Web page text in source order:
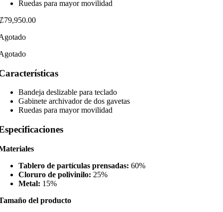
Ruedas para mayor movilidad
79,950.00
Bandeja deslizable para teclado
Gabinete archivador de dos gavetas
Ruedas para mayor movilidad
Tablero de partículas prensadas: 60%
Cloruro de polivinilo: 25%
Metal: 15%
del producto